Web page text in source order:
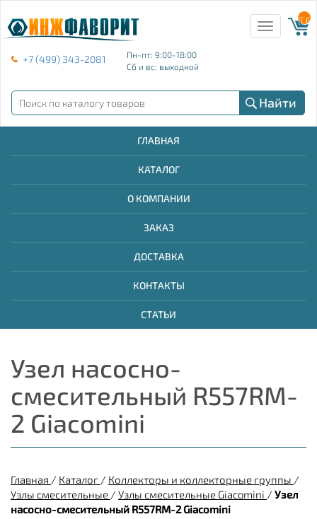
+7 (499) 343-2081
Пн-пт: 9:00-18:00
Сб и вс: выходной
Toggle
navigation
{{
Найти
ГЛАВНАЯ
КАТАЛОГ
О КОМПАНИИ
ЗАКАЗ
ДОСТАВКА
КОНТАКТЫ
СТАТЬИ
Узел насосно-
смесительный R557RM-
2 Giacomini
Главная / Каталог / Коллекторы и коллекторные группы /
Узлы смесительные / Узлы смесительные Giacomini / Узел
насосно-смесительный R557RM-2 Giacomini